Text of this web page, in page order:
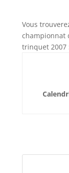
Vous
championnat
trinquet 2007